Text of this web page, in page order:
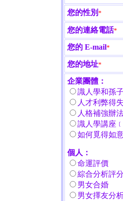
您的性別 *
您的連絡電話*
您的 E-mail*
您的地址*
企業團體：
識人學和孫
人才利弊得
人格補強辦
識人學講座
如何覓得如
個人：
命運評價
綜合分析評
男女合婚
男女擇友分